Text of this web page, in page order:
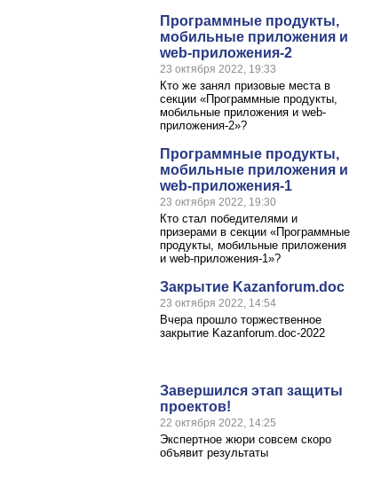
Программные продукты,
мобильные приложения и
web-приложения-2
23 октября 2022, 19:33
Кто же занял призовые места в
секции «Программные продукты,
мобильные приложения и web-
приложения-2»?
Программные продукты,
мобильные приложения и
web-приложения-1
23 октября 2022, 19:30
Кто стал победителями и
призерами в секции «Программные
продукты, мобильные приложения
и web-приложения-1»?
Закрытие Kazanforum.doc
23 октября 2022, 14:54
Вчера прошло торжественное
закрытие Kazanforum.doc-2022
Завершился этап защиты
проектов!
22 октября 2022, 14:25
Экспертное жюри совсем скоро
объявит результаты